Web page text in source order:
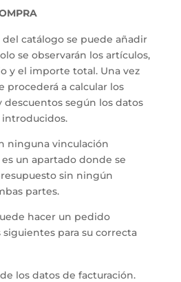
catálogo se puede añadir
se observarán los artículos,
y el importe total. Una vez
procederá a calcular los
descuentos según los datos
ninguna vinculación
un apartado donde se
sin ningún
partes.
hacer un pedido
para su correcta
los datos de facturación.